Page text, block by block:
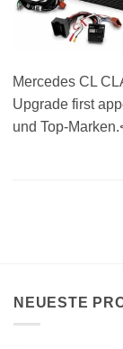
Mercedes CL
Upgrade first
und Top-
NEUESTE